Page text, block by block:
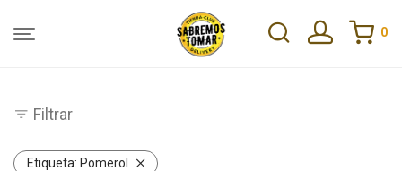
0
Filtrar
Etiqueta: Pomerol